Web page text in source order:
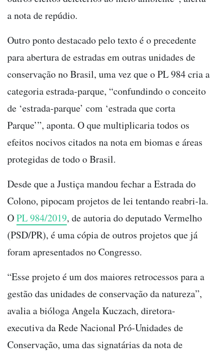
a nota de repúdio.
Outro ponto destacado pelo texto é o precedente
para abertura de estradas em outras unidades de
conservação no Brasil, uma vez que o PL 984 cria a
categoria estrada-parque, “confundindo o conceito
de ‘estrada-parque’ com ‘estrada que corta
Parque’”, aponta. O que multiplicaria todos os
efeitos nocivos citados na nota em biomas e áreas
protegidas de todo o Brasil.
Desde que a Justiça mandou fechar a Estrada do
Colono, pipocam projetos de lei tentando reabri-la.
OPL 984/2019, de autoria do deputado Vermelho
(PSD/PR), é uma cópia de outros projetos que já
foram apresentados no Congresso.
“Esse projeto é um dos maiores retrocessos para a
gestão das unidades de conservação da natureza”,
avalia a bióloga Angela Kuczach, diretora-
executiva da Rede Nacional Pró-Unidades de
Conservação, uma das signatárias da nota de